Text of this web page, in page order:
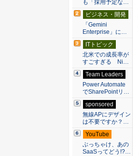
も「採用予定な…
ビジネス・開発
「Gemini
Enterprise」に…
ITトピック
北米での成長率が
すごすぎる Ni…
Team Leaders
Power Automate
でSharePointリ…
sponsored
無線APにデザイン
は不要ですか？…
YouTube
ぶっちゃけ、あの
SaaSってどう!?…